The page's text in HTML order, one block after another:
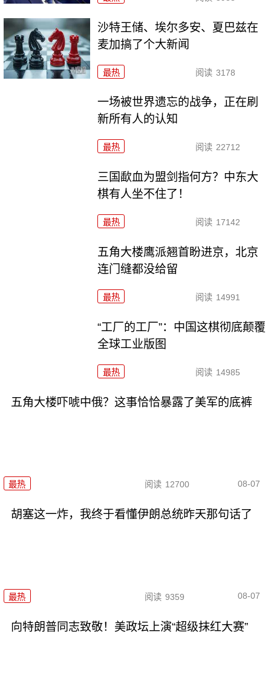
沙特王储、埃尔多安、夏巴兹在
麦加搞了个大新闻
最热 阅读 3178
一场被世界遗忘的战争，正在刷
新所有人的认知
最热 阅读 22712
三国歃血为盟剑指何方？中东大
棋有人坐不住了！
最热 阅读 17142
五角大楼鹰派翘首盼进京，北京
连门缝都没给留
最热 阅读 14991
“工厂的工厂”：中国这棋彻底颠覆
全球工业版图
最热 阅读 14985
五角大楼吓唬中俄？这事恰恰暴露了美军的底裤
最热 阅读 12700 08-07
胡塞这一炸，我终于看懂伊朗总统昨天那句话了
最热 阅读 9359 08-07
向特朗普同志致敬！美政坛上演“超级抹红大赛”